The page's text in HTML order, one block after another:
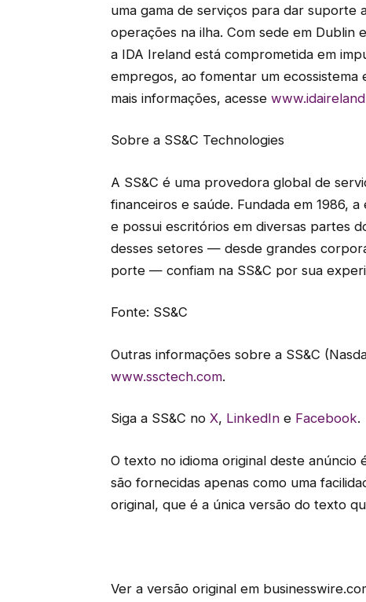
uma gama de serviços para dar suporte
operações na ilha. Com sede em Dublin
a IDA Ireland está comprometida em
empregos, ao fomentar um ecossistema
mais informações, acesse
Sobre a SS&C Technologies
A SS&C é uma provedora global de
financeiros e saúde. Fundada em 1986,
e possui escritórios em diversas partes
desses setores — desde grandes
porte — confiam na SS&C por sua
Fonte: SS&C
Outras informações sobre a SS&C
www.ssctech.com.
Siga a SS&C no X, LinkedIne Facebook.
O texto no idioma original deste anúncio
são fornecidas apenas como uma
original, que é a única versão do texto
Ver a versão original em